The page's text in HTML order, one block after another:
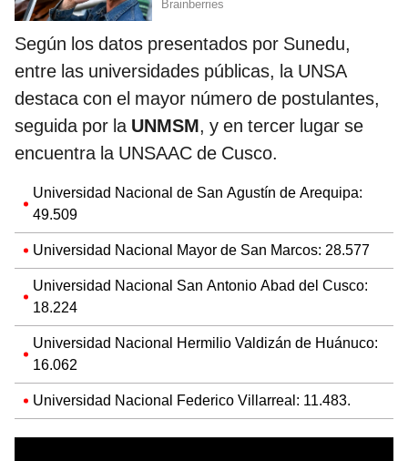
Según los datos presentados por Sunedu,
entre las universidades públicas, la UNSA
destaca con el mayor número de postulantes,
seguida por la UNMSM, y en tercer lugar se
encuentra la UNSAAC de Cusco.
Universidad Nacional de San Agustín de Arequipa:
49.509
Universidad Nacional Mayor de San Marcos: 28.577
Universidad Nacional San Antonio Abad del Cusco:
18.224
Universidad Nacional Hermilio Valdizán de Huánuco:
16.062
Universidad Nacional Federico Villarreal: 11.483.